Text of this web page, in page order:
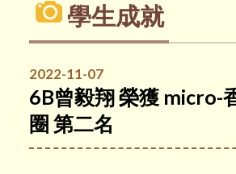
學生成就
2022-11-07
6B曾毅翔 榮獲 micro-
圈 第二名